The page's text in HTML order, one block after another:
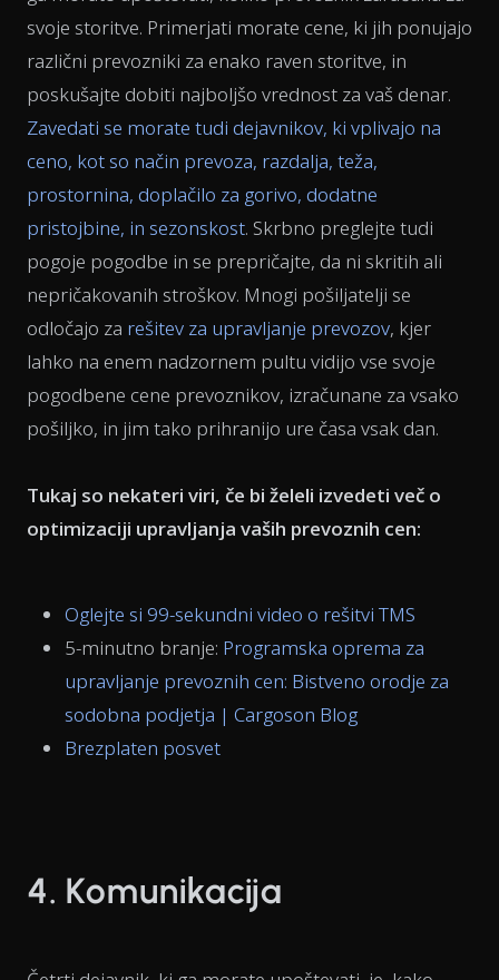
svoje storitve. Primerjati morate cene, ki jih ponujajo
različni prevozniki za enako raven storitve, in
poskušajte dobiti najboljšo vrednost za vaš denar.
Zavedati se morate tudi dejavnikov, ki vplivajo na
ceno, kot so način prevoza, razdalja, teža,
prostornina, doplačilo za gorivo, dodatne
pristojbine, in sezonskost. Skrbno preglejte tudi
pogoje pogodbe in se prepričajte, da ni skritih ali
nepričakovanih stroškov. Mnogi pošiljatelji se
odločajo za rešitev za upravljanje prevozov, kjer
lahko na enem nadzornem pultu vidijo vse svoje
pogodbene cene prevoznikov, izračunane za vsako
pošiljko, in jim tako prihranijo ure časa vsak dan.
Tukaj so nekateri viri, če bi želeli izvedeti več o
optimizaciji upravljanja vaših prevoznih cen:
Oglejte si 99-sekundni video o rešitvi TMS
5-minutno branje: Programska oprema za
upravljanje prevoznih cen: Bistveno orodje za
sodobna podjetja | Cargoson Blog
Brezplaten posvet
4. Komunikacija